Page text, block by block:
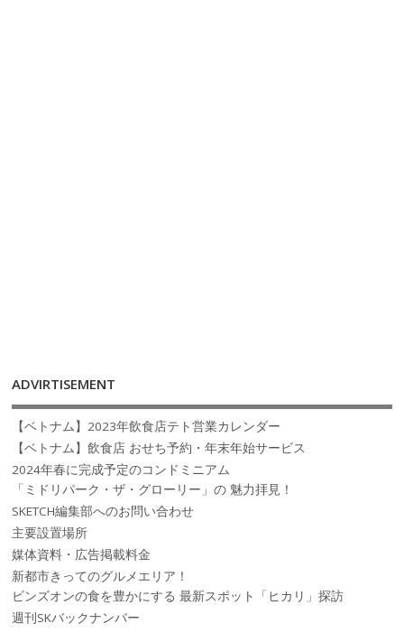
ADVIRTISEMENT
【ベトナム】2023年飲食店テト営業カレンダー
【ベトナム】飲食店 おせち予約・年末年始サービス
2024年春に完成予定のコンドミニアム
「ミドリパーク・ザ・グローリー」の 魅力拝見！
SKETCH編集部へのお問い合わせ
主要設置場所
媒体資料・広告掲載料金
新都市きってのグルメエリア！
ビンズオンの食を豊かにする 最新スポット「ヒカリ」探訪
週刊SKバックナンバー